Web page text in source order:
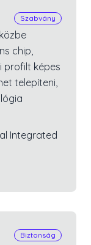
Szabvány
chip,
profilt képes
telepíteni,
Integrated
Biztonság